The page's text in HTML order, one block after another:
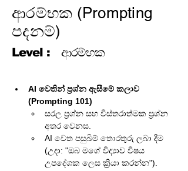
ආරම්භක (Prompting
පදනම්)
Level : ආරම්භක
AI වෙතින් ප්‍රශ්න ඇසීමේ කලාව
(Prompting 101)
සරල ප්‍රශ්න සහ විස්තරාත්මක ප්‍රශ්න
අතර වෙනස.
AI වෙත පසුබිම් තොරතුරු ලබා දීම
(උදා: "ඔබ මගේ විද්‍යාව විෂය
උපදේශක ලෙස ක්‍රියා කරන්න").